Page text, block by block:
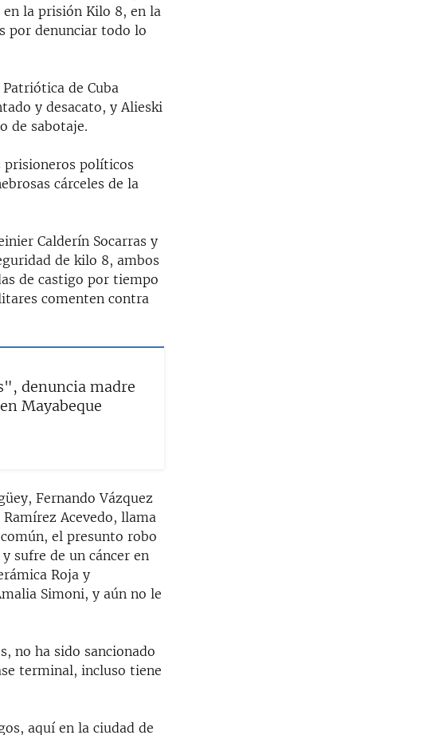
en la prisión Kilo 8, en la
por denunciar todo lo
de Cuba
y desacato, y Alieski
de sabotaje.
prisioneros políticos
cárceles de la
Calderín Socarras y
de kilo 8, ambos
de castigo por tiempo
comenten contra
denuncia madre
Mayabeque
Fernando Vázquez
Acevedo, llama
el presunto robo
sufre de un cáncer en
Roja y
Simoni, y aún no le
no ha sido sancionado
terminal, incluso tiene
aquí en la ciudad de